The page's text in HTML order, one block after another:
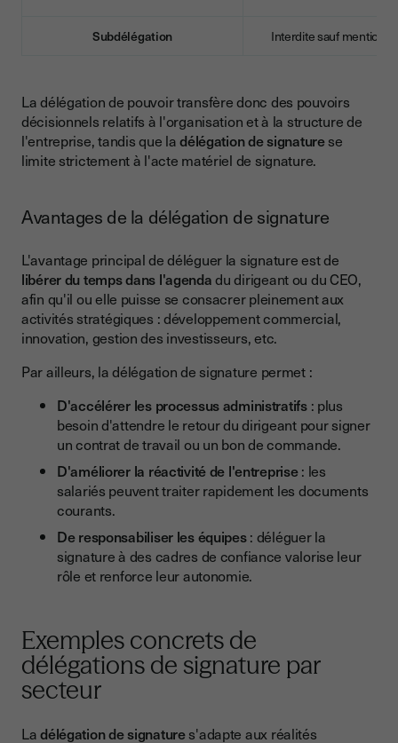
Subdélégation Interdite sauf mention
La délégation de pouvoir transfère donc des pouvoirs
décisionnels relatifs à l'organisation et à la structure de
l'entreprise, tandis que ladélégation de signaturese
limite strictement à l'acte matériel de signature.
Avantages de la délégation de signature
L'avantage principal de déléguer la signature est de
libérer du temps dans l'agendadu dirigeant ou du CEO,
afin qu'il ou elle puisse se consacrer pleinement aux
activités stratégiques : développement commercial,
innovation, gestion des investisseurs, etc.
Par ailleurs, la délégation de signature permet :
D'accélérer les processus administratifs: plus
besoin d'attendre le retour du dirigeant pour signer
un contrat de travail ou un bon de commande.
D'améliorer la réactivité de l'entreprise: les
salariés peuvent traiter rapidement les documents
courants.
De responsabiliser les équipes: déléguer la
signature à des cadres de confiance valorise leur
rôle et renforce leur autonomie.
Exemples concrets de
délégations de signature par
secteur
Ladélégation de signatures'adapte aux réalités